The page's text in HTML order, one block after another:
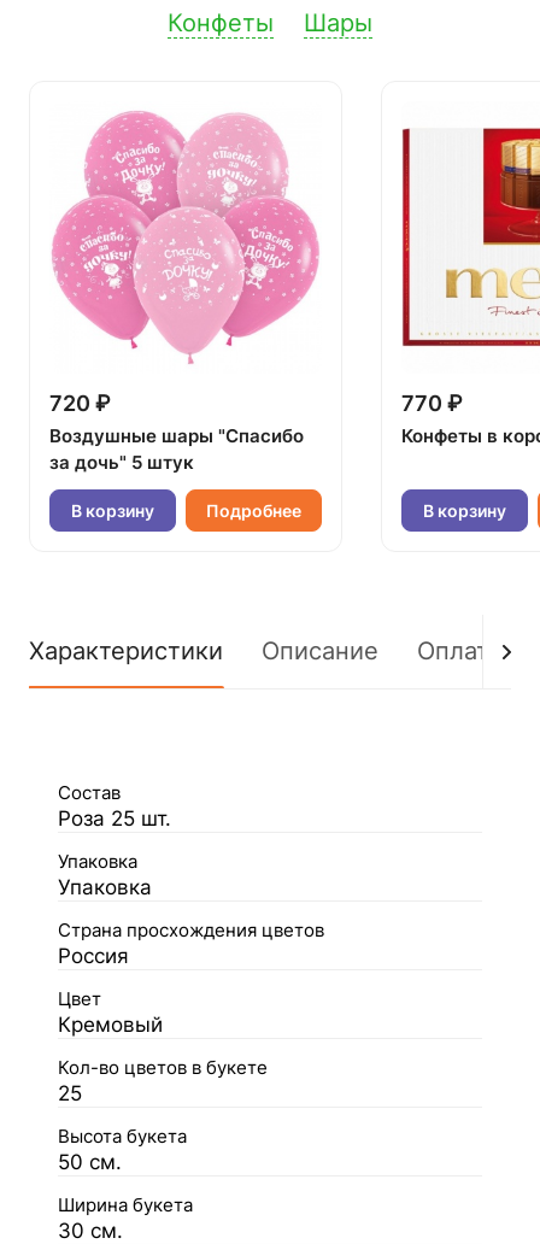
Конфеты Шары
720 ₽
Воздушные шары "Спасибо
за дочь" 5 штук
В корзину Подробнее
770 ₽
Конфеты в
В корзину
Характеристики Описание Оплата
Состав
Роза 25 шт.
Упаковка
Упаковка
Страна просхождения цветов
Россия
Цвет
Кремовый
Кол-во цветов в букете
25
Высота букета
50 см.
Ширина букета
30 см.